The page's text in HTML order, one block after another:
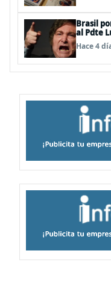
Brasil
al Pdte
BBSS y
Hace 4